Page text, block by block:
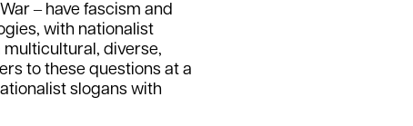
‒ have fascism and
with nationalist
diverse,
to these questions at a
slogans with